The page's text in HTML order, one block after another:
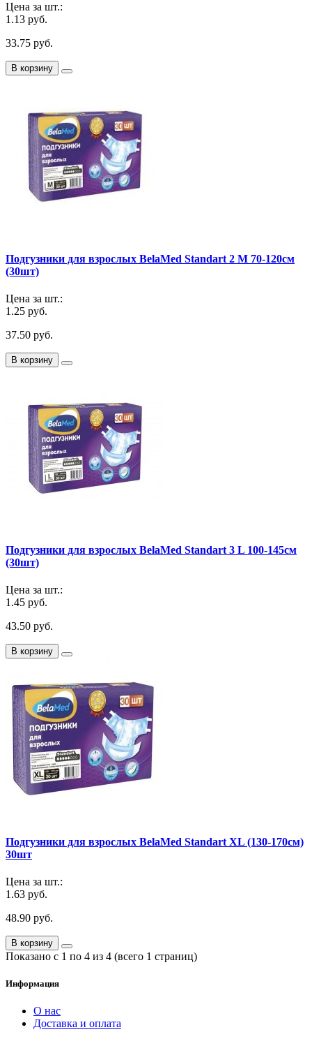
Цена за шт.:
1.13 руб.
33.75 руб.
В корзину
Подгузники для взрослых BelaMed Standart 2 M 70-120см
(30шт)
Цена за шт.:
1.25 руб.
37.50 руб.
В корзину
Подгузники для взрослых BelaMed Standart 3 L 100-145см
(30шт)
Цена за шт.:
1.45 руб.
43.50 руб.
В корзину
Подгузники для взрослых BelaMed Standart XL (130-170см)
30шт
Цена за шт.:
1.63 руб.
48.90 руб.
В корзину
Показано с 1 по 4 из 4 (всего 1 страниц)
Информация
О нас
Доставка и оплата